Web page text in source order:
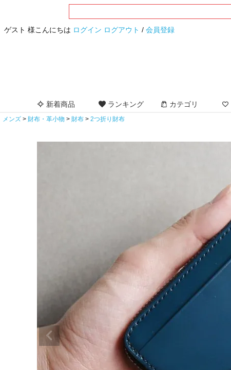
ゲスト 様こんにちは ログイン ログアウト / 会員登録
新着商品 ランキング カテゴリ
メンズ 財布・革小物 財布 2つ折り財布